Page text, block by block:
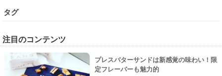
タグ
注目のコンテンツ
プレスバターサンドは新感覚の味わい！限
定フレーバーも魅力的